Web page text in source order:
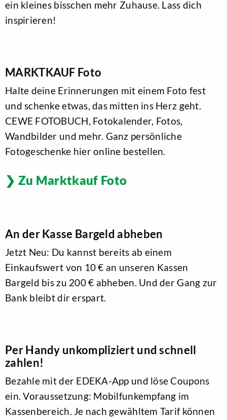
ein kleines bisschen mehr Zuhause. Lass dich
inspirieren!
MARKTKAUF Foto
Halte deine Erinnerungen mit einem Foto fest
und schenke etwas, das mitten ins Herz geht.
CEWE FOTOBUCH, Fotokalender, Fotos,
Wandbilder und mehr. Ganz persönliche
Fotogeschenke hier online bestellen.
Zu Marktkauf Foto
An der Kasse Bargeld abheben
Jetzt Neu: Du kannst bereits ab einem
Einkaufswert von 10 € an unseren Kassen
Bargeld bis zu 200 € abheben. Und der Gang zur
Bank bleibt dir erspart.
Per Handy unkompliziert und schnell
zahlen!
Bezahle mit der EDEKA-App und löse Coupons
ein. Voraussetzung: Mobilfunkempfang im
Kassenbereich. Je nach gewähltem Tarif können